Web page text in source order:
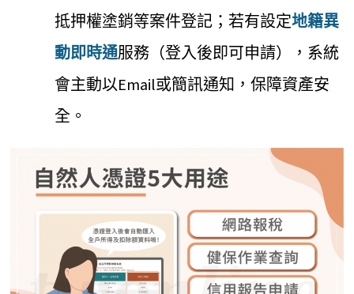
抵押權塗銷等案件登記；若有設定地籍異
動即時通服務（登入後即可申請），系統
會主動以Email或簡訊通知，保障資產安
全。